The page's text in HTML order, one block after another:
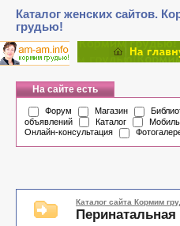
Каталог женских сайтов.
грудью!
На сайте есть
Форум Магазин
объявлений
Каталог
Онлайн-консультация
Каталог сайта Кормим
Перинатальная